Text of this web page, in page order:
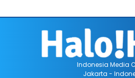
Indonesia Media
Jakarta -